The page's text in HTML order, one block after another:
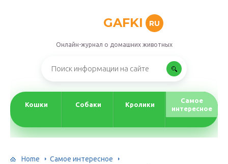
GAFKI RU
Онлайн-журнал о домашних животных
Кошки Собаки Кролики
Самое
интересное
Home
Самое интересное